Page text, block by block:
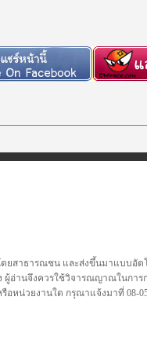
ยสาธารณชน และส่งขึ้นมาแบบอัต
ผู้อ่านจึงควรใช้วิจารณญาณในกา
อหน่วยงานใด กรุณาแจ้งมาที่ 08-